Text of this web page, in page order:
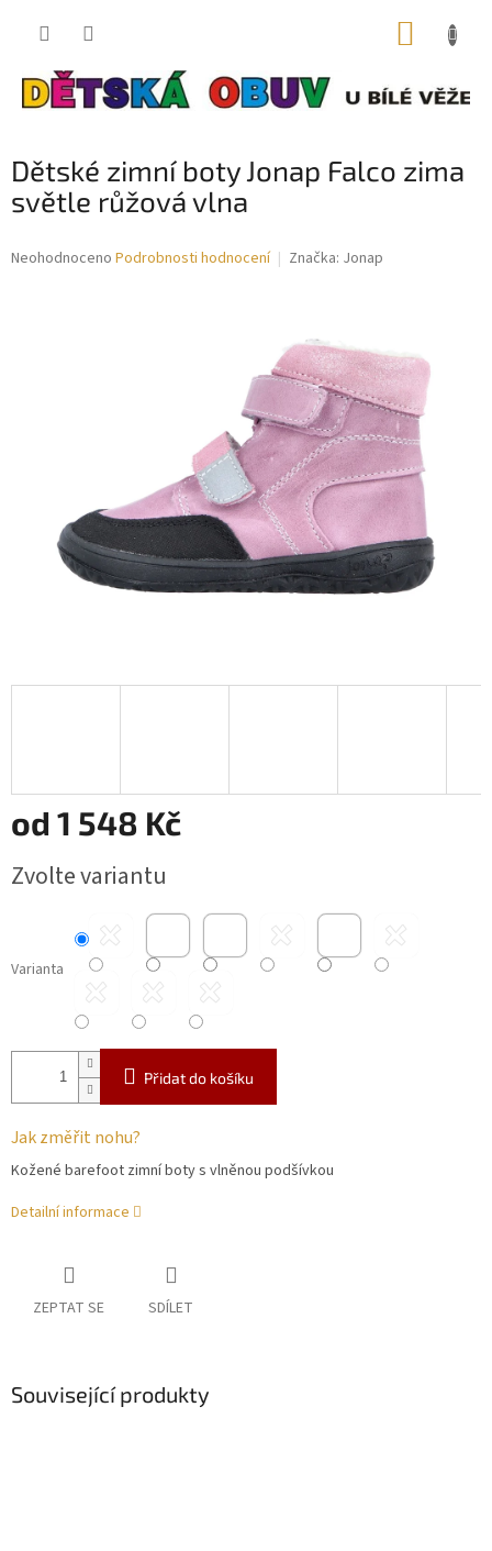
Dětské zimní boty Jonap Falco zima
světle růžová vlna
Průměrné
Neohodnoceno Podrobnosti hodnocení Značka: Jonap
od 1 548 Kč
cena:
Zvolte variantu
Varianta
Přidat do košíku
Jak změřit nohu?
Kožené barefoot zimní boty s vlněnou podšívkou
Detailní informace
ZEPTAT SE SDÍLET
Související produkty